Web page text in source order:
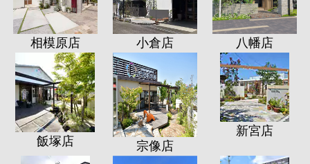
相模原店 小倉店 八幡店
飯塚店 宗像店
新宮店